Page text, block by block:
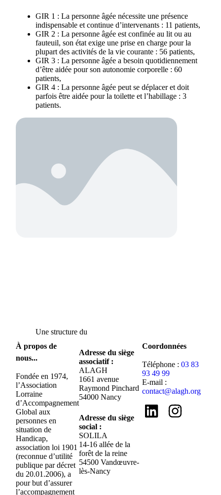
GIR 1 : La personne âgée nécessite une présence
indispensable et continue d’intervenants : 11 patients,
GIR 2 : La personne âgée est confinée au lit ou au
fauteuil, son état exige une prise en charge pour la
plupart des activités de la vie courante : 56 patients,
GIR 3 : La personne âgée a besoin quotidiennement
d’être aidée pour son autonomie corporelle : 60
patients,
GIR 4 : La personne âgée peut se déplacer et doit
parfois être aidée pour la toilette et l’habillage : 3
patients.
Une structure du
À propos de
nous...
Fondée en 1974,
l’Association
Lorraine
d’Accompagnement
Global aux
personnes en
situation de
Handicap,
association loi 1901
(reconnue d’utilité
publique par décret
du 20.01.2006), a
pour but d’assurer
l’accompagnement
Adresse du siège
associatif :
ALAGH
1661 avenue
Raymond Pinchard
54000 Nancy
Adresse du siège
social :
SOLILA
14-16 allée de la
forêt de la reine
54500 Vandœuvre-
lès-Nancy
Coordonnées
Téléphone : 03 83
93 49 99
E-mail :
contact@alagh.org